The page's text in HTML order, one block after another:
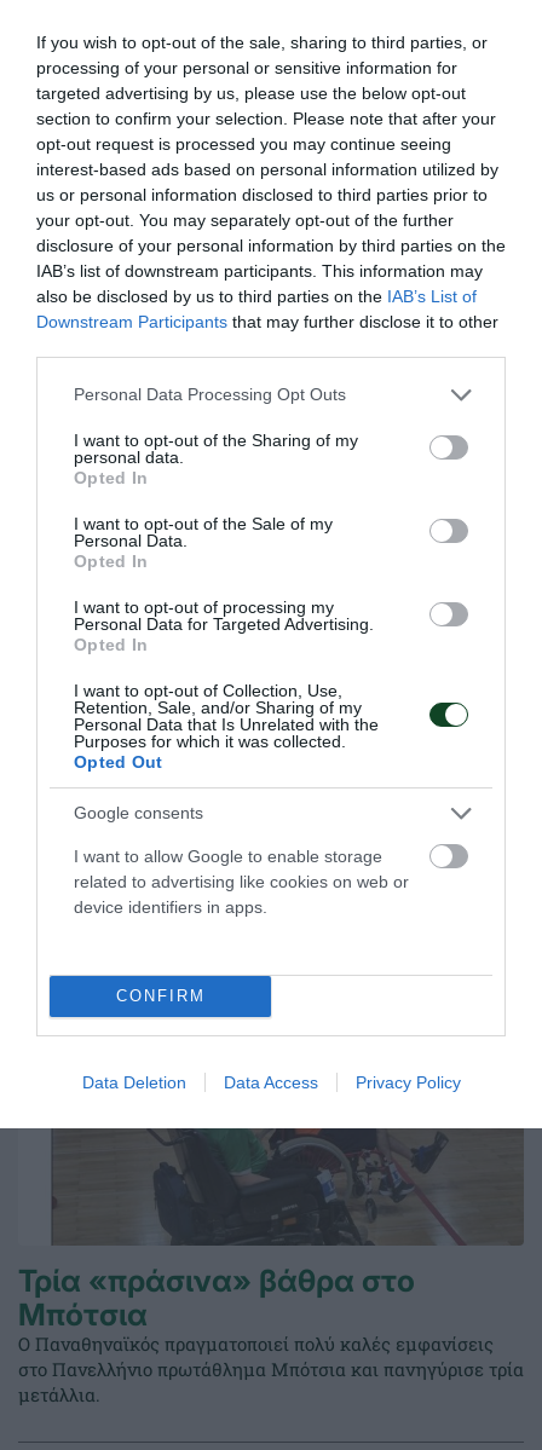
If you wish to opt-out of the sale, sharing to third parties, or
processing of your personal or sensitive information for
targeted advertising by us, please use the below opt-out
section to confirm your selection. Please note that after your
opt-out request is processed you may continue seeing
interest-based ads based on personal information utilized by
us or personal information disclosed to third parties prior to
your opt-out. You may separately opt-out of the further
disclosure of your personal information by third parties on the
IAB’s list of downstream participants. This information may
also be disclosed by us to third parties on the IAB’s List of
Downstream Participants that may further disclose it to other
Please note that this website/app uses one or more Google
not limited to your visit or usage behaviour. You may click to
grant or deny consent to Google and its third-party tags to
use your data for below specified purposes in below Google
consent section.
Personal Data Processing Opt Outs
I want to opt-out of the Sharing of my
personal data.
Opted In
I want to opt-out of the Sale of my
Personal Data.
Opted In
I want to opt-out of processing my
Personal Data for Targeted Advertising.
Opted In
I want to opt-out of Collection, Use,
Retention, Sale, and/or Sharing of my
Personal Data that Is Unrelated with the
Purposes for which it was collected.
Opted Out
Google consents
I want to allow Google to enable storage
related to advertising like cookies on web or
device identifiers in apps.
CONFIRM
Data Deletion Data Access Privacy Policy
Ξεκίνημα με νίκη για την
Μπούσιου
Η Φωτεινή Μπούσιου έκανε θετικό ξεκίνημα στο
Παγκόσμιο Challenger Μπότσια στο Πόζναν.
Ασημένιο μετάλλιο στο Μπότσια
Σημαντικές επιτυχίες κατάφεραν οι αθλητές και οι
αθλήτριες του Παναθηναϊκού στο Πανελλήνιο πρωτάθλημα
13.06.2026 ΜΠΟΤΣΙΑ
Τρία «πράσινα» βάθρα στο
Μπότσια
Ο Παναθηναϊκός πραγματοποιεί πολύ καλές εμφανίσεις
στο Πανελλήνιο πρωτάθλημα Μπότσια και πανηγύρισε τρία
μετάλλια.